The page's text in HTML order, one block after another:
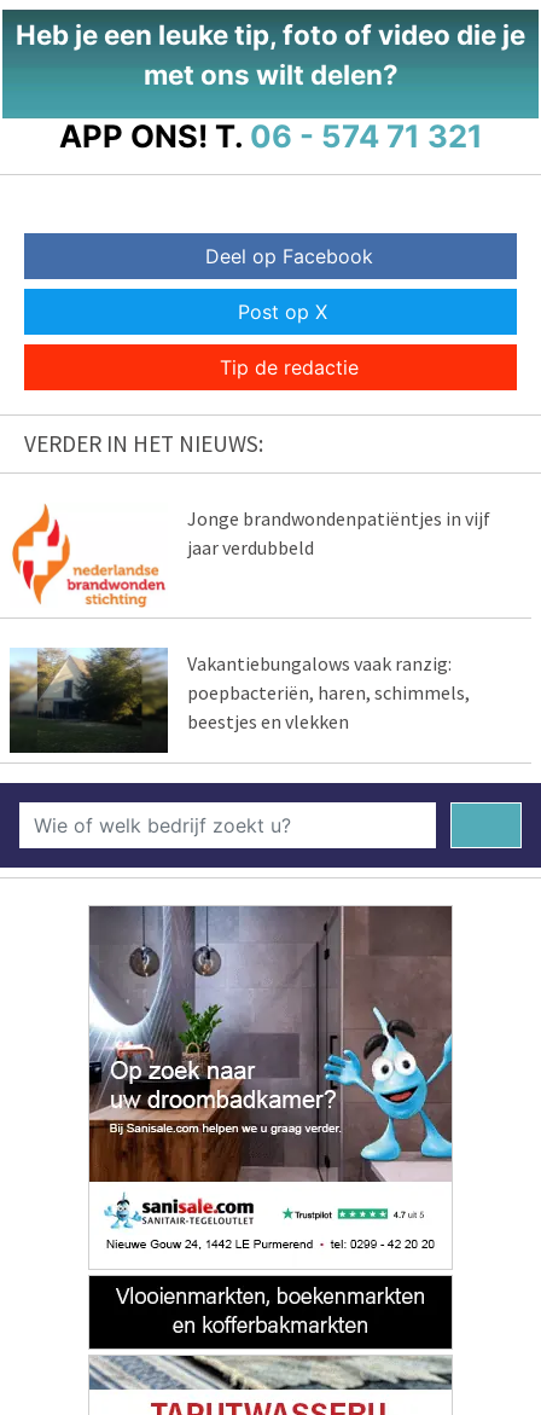
Heb je een leuke tip, foto of video die je
met ons wilt delen?
APP ONS! T. 06 - 574 71 321
Deel op Facebook
Post op X
Tip de redactie
VERDER IN HET NIEUWS:
Jonge brandwondenpatiëntjes in vijf
jaar verdubbeld
Vakantiebungalows vaak ranzig:
poepbacteriën, haren, schimmels,
beestjes en vlekken